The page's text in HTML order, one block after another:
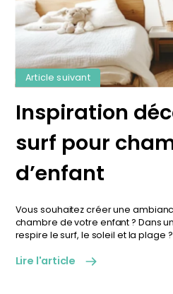
Article suivant
Inspiration
surf pour
d’enfant
Vous souhaitez créer une
chambre de votre enfant ? Dans
respire le surf, le soleil et la plage
Lire l'article